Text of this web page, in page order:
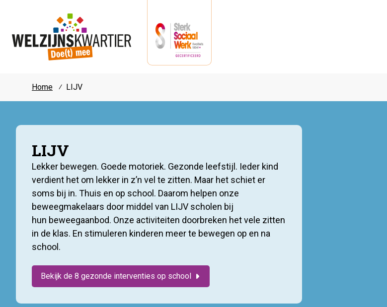
Home ⁄ LIJV
LIJV
Lekker bewegen. Goede motoriek. Gezonde leefstijl. Ieder kind
verdient het om lekker in z’n vel te zitten. Maar het schiet er
soms bij in. Thuis en op school. Daarom helpen onze
beweegmakelaars door middel van LIJV scholen bij
hun beweegaanbod. Onze activiteiten doorbreken het vele zitten
in de klas. En stimuleren kinderen meer te bewegen op en na
school.
Bekijk de 8 gezonde interventies op school